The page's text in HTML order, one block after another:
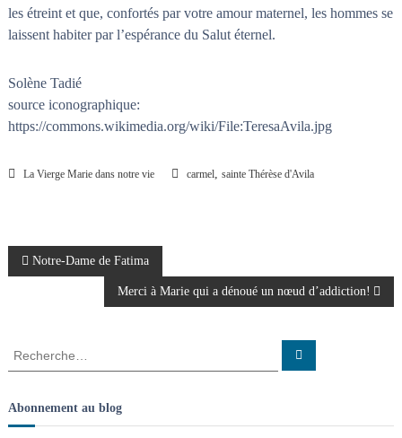
les étreint et que, confortés par votre amour maternel, les hommes se
laissent habiter par l’espérance du Salut éternel.
Solène Tadié
source iconographique:
https://commons.wikimedia.org/wiki/File:TeresaAvila.jpg
La Vierge Marie dans notre vie carmel, sainte Thérèse d'Avila
N
v
g
Notre-Dame de Fatima
Merci à Marie qui a dénoué un nœud d’addiction!
R
h
e
R
c
Abonnement au blog